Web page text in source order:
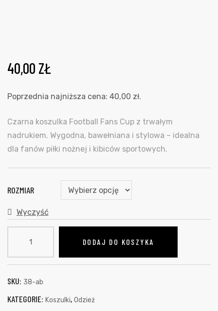
40,00 ZŁ
Poprzednia najniższa cena: 40,00 zł.
Czarna koszulka Football Fans Cup z trwałym
nadrukiem. Wygodna, bawełniana i stylowa – idealna
dla fanów piłki nożnej i kibiców sportowych.
ROZMIAR
Wyczyść
DODAJ DO KOSZYKA
SKU: 38-ab
KATEGORIE: Koszulki, Odzież